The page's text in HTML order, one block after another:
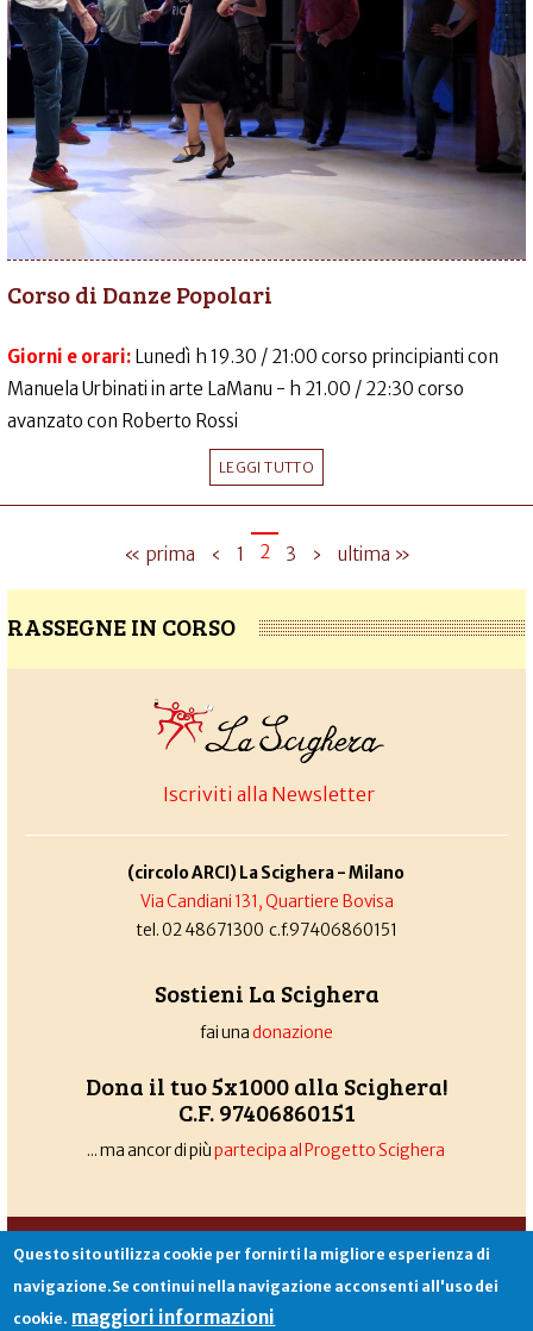
Corso di Danze Popolari
Giorni e orari: Lunedì h 19.30 / 21:00 corso principianti con
Manuela Urbinati in arte LaManu - h 21.00 / 22:30 corso
avanzato con Roberto Rossi
LEGGI TUTTO
« prima ‹ 1 2 3 › ultima »
RASSEGNE IN CORSO
Iscriviti alla Newsletter
(circolo ARCI) La Scighera - Milano
Via Candiani 131, Quartiere Bovisa
tel. 02 48671300 c.f.97406860151
Sostieni La Scighera
fai unadonazione
Dona il tuo 5x1000 alla Scighera!
C.F. 97406860151
... ma ancor di piùpartecipa al Progetto Scighera
Questo sito utilizza cookie per fornirti la migliore esperienza di
navigazione.Se continui nella navigazione acconsenti all'uso dei
cookie. maggiori informazioni